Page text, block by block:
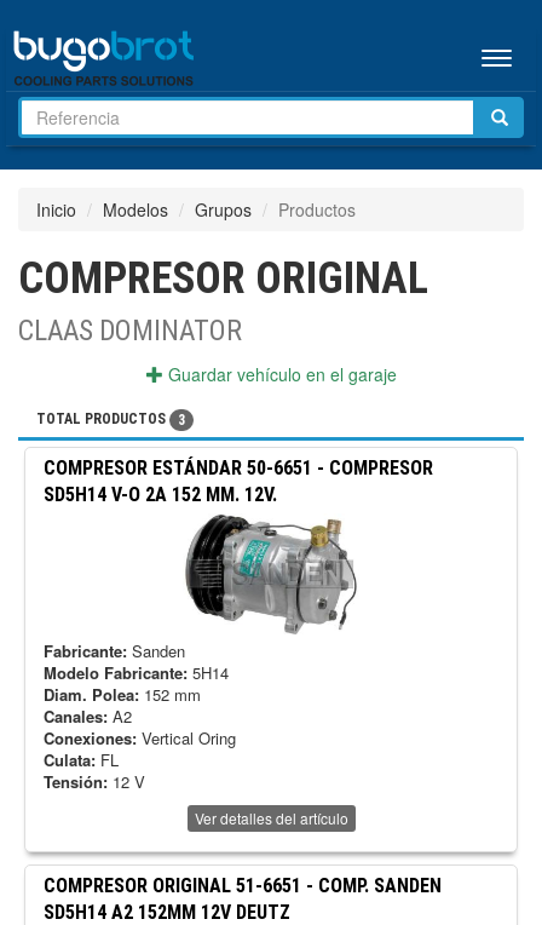
Menú
Inicio Modelos Grupos Productos
COMPRESOR ORIGINAL
CLAAS DOMINATOR
Guardar vehículo en el garaje
TOTAL PRODUCTOS 3
COMPRESOR ESTÁNDAR 50-6651 - COMPRESOR
SD5H14 V-O 2A 152 MM. 12V.
Fabricante: Sanden
Modelo Fabricante: 5H14
Diam. Polea: 152 mm
Canales: A2
Conexiones: Vertical Oring
Culata: FL
Tensión: 12 V
Ver detalles del artículo
COMPRESOR ORIGINAL 51-6651 - COMP. SANDEN
SD5H14 A2 152MM 12V DEUTZ